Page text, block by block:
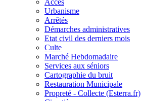
Accès
Urbanisme
Arrêtés
Démarches administratives
Etat civil des derniers mois
Culte
Marché Hebdomadaire
Services aux séniors
Cartographie du bruit
Restauration Municipale
Propreté - Collecte (Esterra.fr)